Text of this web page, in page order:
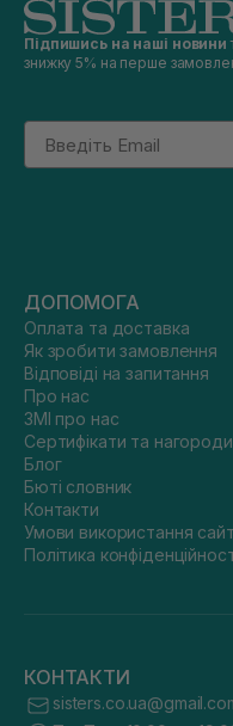
Підпишись на наші новини
знижку 5% на перше
Email
ДОПОМОГА
Оплата та доставка
Як зробити замовлення
Відповіді на запитання
Про нас
ЗМІ про нас
Сертифікати та нагороди
Блог
Бюті словник
Контакти
Умови використання
Політика
КОНТАКТИ